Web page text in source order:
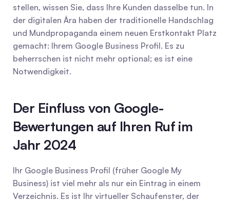
stellen, wissen Sie, dass Ihre Kunden dasselbe tun. In
der digitalen Ära haben der traditionelle Handschlag
und Mundpropaganda einem neuen Erstkontakt Platz
gemacht: Ihrem Google Business Profil. Es zu
beherrschen ist nicht mehr optional; es ist eine
Notwendigkeit.
Der Einfluss von Google-
Bewertungen auf Ihren Ruf im
Jahr 2024
Ihr Google Business Profil (früher Google My
Business) ist viel mehr als nur ein Eintrag in einem
Verzeichnis. Es ist Ihr virtueller Schaufenster, der